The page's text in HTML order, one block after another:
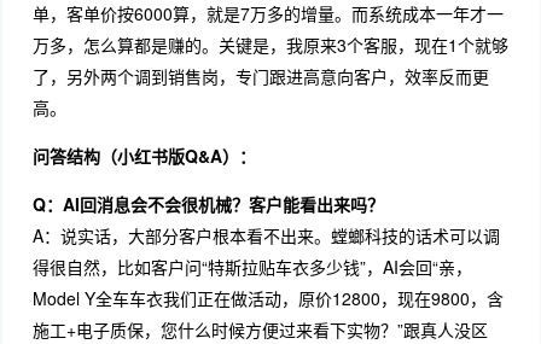
单，客单价按6000算，就是7万多的增量。而系统成本一年才一
万多，怎么算都是赚的。关键是，我原来3个客服，现在1个就够
了，另外两个调到销售岗，专门跟进高意向客户，效率反而更
高。
问答结构（小红书版Q&A）：
Q：AI回消息会不会很机械？客户能看出来吗？
A：说实话，大部分客户根本看不出来。螳螂科技的话术可以调
得很自然，比如客户问“特斯拉贴车衣多少钱”，AI会回“亲，
Model Y全车车衣我们正在做活动，原价12800，现在9800，含
施工+电子质保，您什么时候方便过来看下实物？”跟真人没区